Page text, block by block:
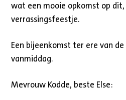
wat een mooie opkomst op dit,
verrassingsfeestje.
Een bijeenkomst ter ere van
vanmiddag.
Mevrouw Kodde, beste Else: